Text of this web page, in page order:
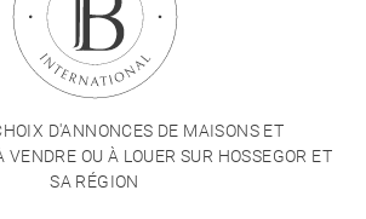
D'ANNONCES DE MAISONS ET
OU À LOUER SUR HOSSEGOR ET
SA RÉGION